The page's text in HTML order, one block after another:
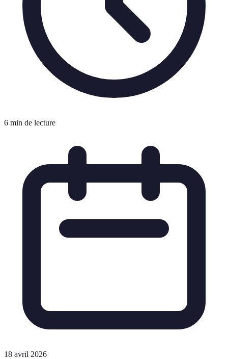
6 min de lecture
18 avril 2026